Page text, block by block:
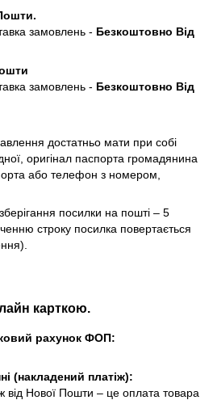
замовлень - Безкоштовно Від
замовлень - Безкоштовно Від
достатньо мати при собі
оригінал паспорта громадянина
або телефон з номером,
посилки на пошті – 5
строку посилка повертається
карткою.
рахунок ФОП:
(накладений платіж):
від Нової Пошти – це оплата товара